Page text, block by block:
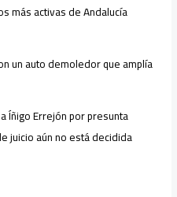
más activas de Andalucía
un auto demoledor que amplía
Íñigo Errejón por presunta
juicio aún no está decidida